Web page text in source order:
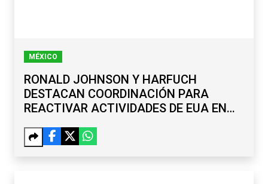
MÉXICO
RONALD JOHNSON Y HARFUCH
DESTACAN COORDINACIÓN PARA
REACTIVAR ACTIVIDADES DE EUA EN